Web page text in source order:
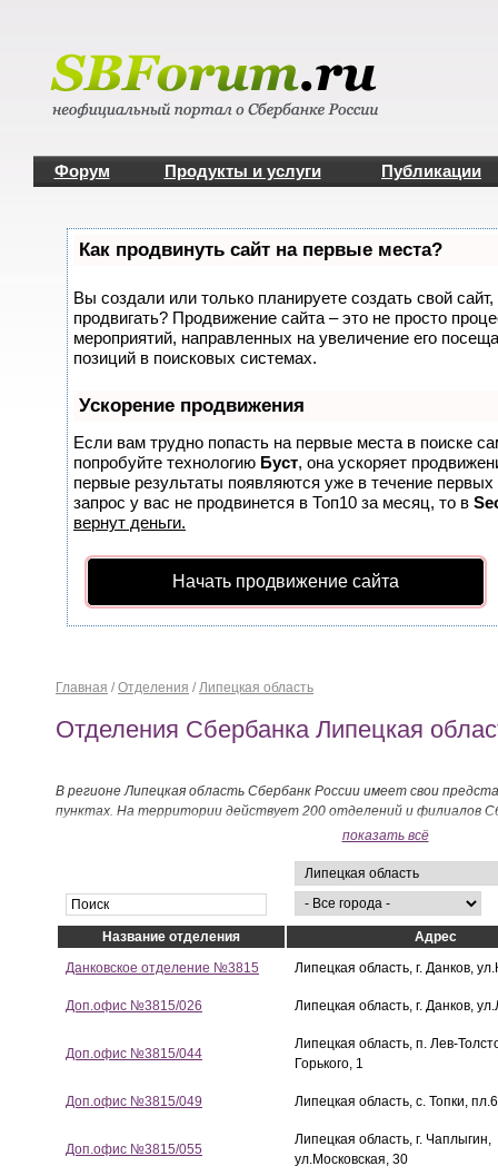
Форум Продукты и услуги Публикации
Как продвинуть сайт на первые места?
Вы создали или только планируете создать свой сайт,
продвигать? Продвижение сайта – это не просто
мероприятий, направленных на увеличение его
позиций в поисковых системах.
Ускорение продвижения
Если вам трудно попасть на первые места в поиске
попробуйте технологию Буст, она ускоряет
первые результаты появляются уже в течение
запрос у вас не продвинется в Топ10 за месяц, то в
вернут деньги.
Начать продвижение сайта
Главная / Отделения / Липецкая область
Отделения Сбербанка Липецкая
В регионе Липецкая область Сбербанк России имеет свои
пунктах. На территории действует 200 отделений и филиалов
показать всё
Название отделения
Адрес
Данковское отделение №3815
Липецкая область, г. Данков,
Доп.офис №3815/026 Липецкая область, г. Данков,
Доп.офис №3815/044
Липецкая область, п. Лев-
Горького, 1
Доп.офис №3815/049 Липецкая область, с. Топки,
Доп.офис №3815/055
Липецкая область, г. Чаплыгин,
ул.Московская, 30